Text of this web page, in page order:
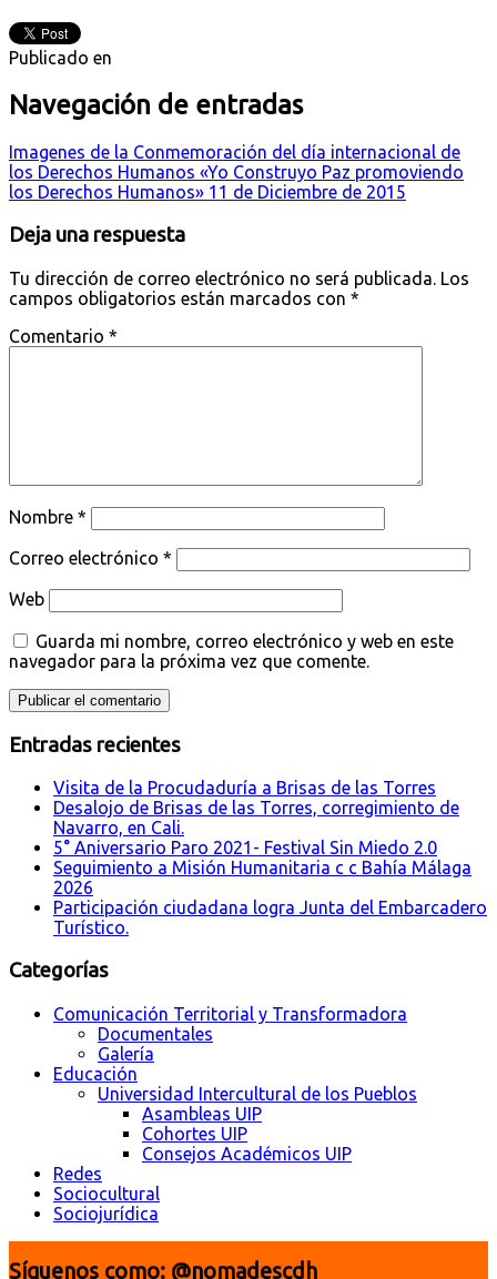
Publicado en
Navegación de entradas
Imagenes de la Conmemoración del día internacional de
los Derechos Humanos «Yo Construyo Paz promoviendo
los Derechos Humanos» 11 de Diciembre de 2015
Deja una respuesta
Tu dirección de correo electrónico no será publicada. Los
campos obligatorios están marcados con *
Comentario *
Nombre *
Correo electrónico *
Web
Guarda mi nombre, correo electrónico y web en este
navegador para la próxima vez que comente.
Entradas recientes
Visita de la Procudaduría a Brisas de las Torres
Desalojo de Brisas de las Torres, corregimiento de
Navarro, en Cali.
5° Aniversario Paro 2021- Festival Sin Miedo 2.0
Seguimiento a Misión Humanitaria c c Bahía Málaga
2026
Participación ciudadana logra Junta del Embarcadero
Turístico.
Categorías
Comunicación Territorial y Transformadora
Documentales
Galería
Educación
Universidad Intercultural de los Pueblos
Asambleas UIP
Cohortes UIP
Consejos Académicos UIP
Redes
Sociocultural
Sociojurídica
Síguenos como: @nomadescdh